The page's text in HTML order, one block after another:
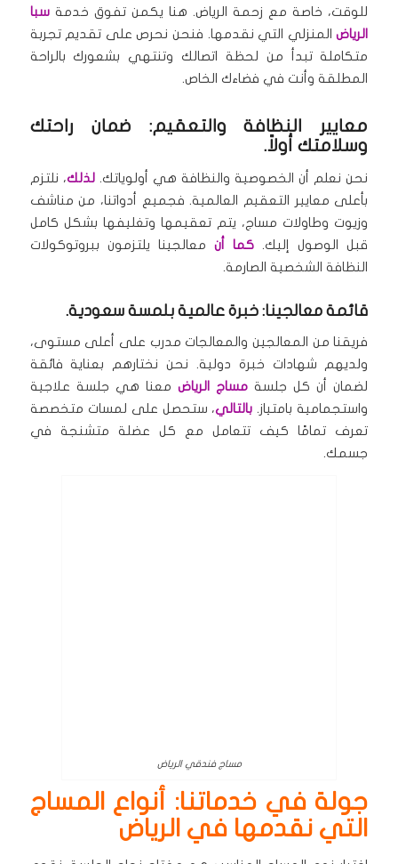
للوقت، خاصة مع زحمة الرياض. هنا يكمن تفوق خدمةسبا
الرياضالمنزلي التي نقدمها. فنحن نحرص على تقديم تجربة
متكاملة تبدأ من لحظة اتصالك وتنتهي بشعورك بالراحة
المطلقة وأنت في فضاءك الخاص.
معايير النظافة والتعقيم: ضمان راحتك
وسلامتك أولاً.
نحن نعلم أن الخصوصية والنظافة هي أولوياتك.لذلك، نلتزم
بأعلى معايير التعقيم العالمية. فجميع أدواتنا، من مناشف
وزيوت وطاولات مساج، يتم تعقيمها وتغليفها بشكل كامل
قبل الوصول إليك. كما أن معالجينا يلتزمون ببروتوكولات
النظافة الشخصية الصارمة.
قائمة معالجينا: خبرة عالمية بلمسة سعودية.
فريقنا من المعالجين والمعالجات مدرب على أعلى مستوى،
ولديهم شهادات خبرة دولية. نحن نختارهم بعناية فائقة
لضمان أن كل جلسة مساج الرياض معنا هي جلسة علاجية
واستجمامية بامتياز. بالتالي، ستحصل على لمسات متخصصة
تعرف تمامًا كيف تتعامل مع كل عضلة متشنجة في
جسمك.
مساج فندقي الرياض
جولة في خدماتنا: أنواع المساج
التي نقدمها في الرياض